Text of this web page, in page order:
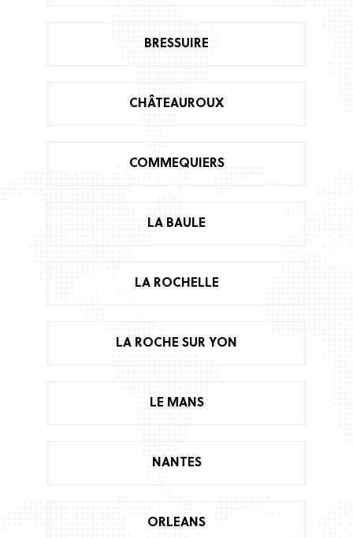
BRESSUIRE
CHÂTEAUROUX
COMMEQUIERS
LA BAULE
LA ROCHELLE
LA ROCHE SUR YON
LE MANS
NANTES
ORLEANS